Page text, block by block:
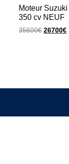
Moteur
350 cv NEUF
35600€ 26700€